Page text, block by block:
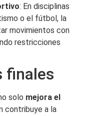
: En disciplinas
o el fútbol, la
movimientos con
restricciones
finales
solo mejora el
contribuye a la